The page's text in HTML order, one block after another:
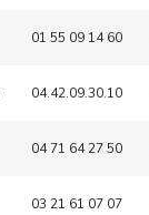
01 55 09 14 60
04.42.09.30.10
04 71 64 27 50
03 21 61 07 07